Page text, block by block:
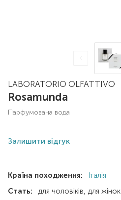
LABORATORIO OLFATTIVO
Rosamunda
парфумована вода
Залишити відгук
Країна походження:
Італія
Стать:
для чоловіків для жінок